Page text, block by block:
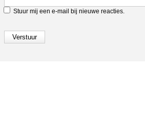
Stuur mij een e-mail bij nieuwe reacties.